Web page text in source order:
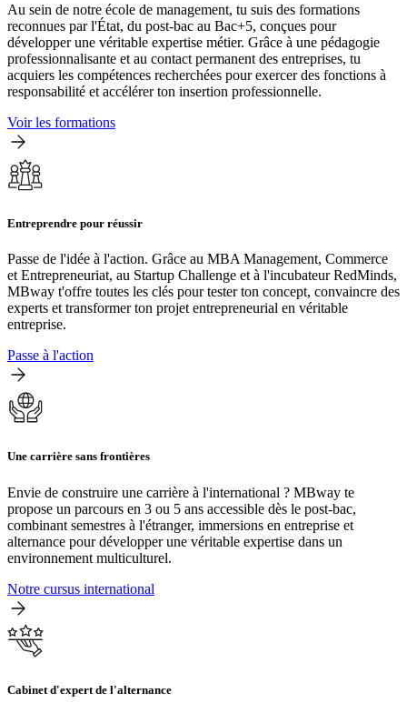
Au sein de notre école de management, tu suis des formations
reconnues par l'État, du post-bac au Bac+5, conçues pour
développer une véritable expertise métier. Grâce à une pédagogie
professionnalisante et au contact permanent des entreprises, tu
acquiers les compétences recherchées pour exercer des fonctions à
responsabilité et accélérer ton insertion professionnelle.
Voir les formations
Entreprendre pour réussir
Passe de l'idée à l'action. Grâce au MBA Management, Commerce
et Entrepreneuriat, au Startup Challenge et à l'incubateur RedMinds,
MBway t'offre toutes les clés pour tester ton concept, convaincre des
experts et transformer ton projet entrepreneurial en véritable
entreprise.
Passe à l'action
Une carrière sans frontières
Envie de construire une carrière à l'international ? MBway te
propose un parcours en 3 ou 5 ans accessible dès le post-bac,
combinant semestres à l'étranger, immersions en entreprise et
alternance pour développer une véritable expertise dans un
environnement multiculturel.
Notre cursus international
Cabinet d'expert de l'alternance